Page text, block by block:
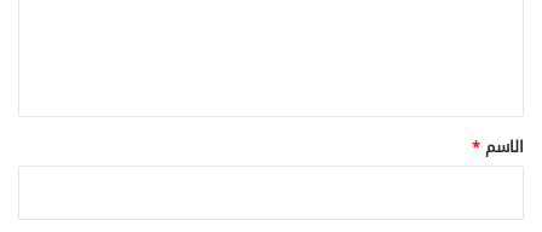
*
الاسم*